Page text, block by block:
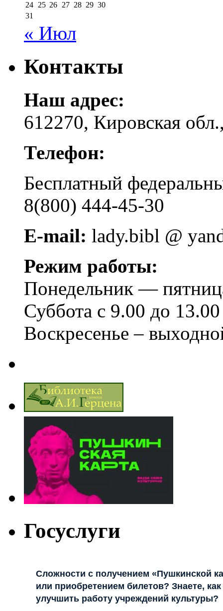
24 25 26 27 28 29 30
31
« Июл
Контакты
Наш адрес:
612270, Кировская
Телефон:
Бесплатный
8(800) 444-45-30
E-mail: lady.bibl @
Режим работы:
Понедельник —
Суббота с 9.00 до 13.00
Воскресенье –
Госуслуги
Сложности с получением «Пушкинской
или приобретением билетов? Знаете, как
улучшить работу учреждений культуры?